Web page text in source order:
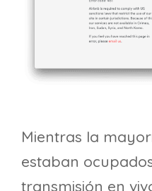
Mientras la
estaban
transmisión en